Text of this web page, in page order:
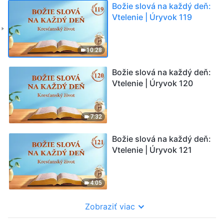
10:28
Božie slová na každý deň:
Vtelenie | Úryvok 119
7:32
Božie slová na každý deň:
Vtelenie | Úryvok 120
4:05
Božie slová na každý deň:
Vtelenie | Úryvok 121
Zobraziť viac